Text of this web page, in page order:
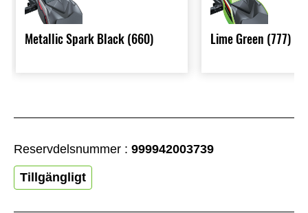
Reservdelsnummer : 999942003739
Tillgängligt
Metallic Spark Black (660) Lime Green (777)